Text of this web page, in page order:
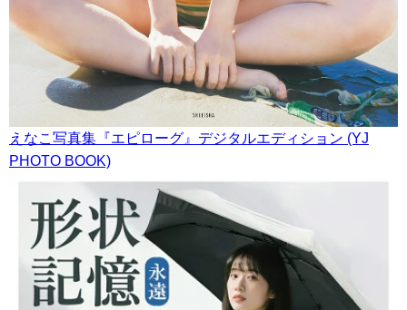
えなこ写真集『エピローグ』デジタルエディション (YJ
PHOTO BOOK)